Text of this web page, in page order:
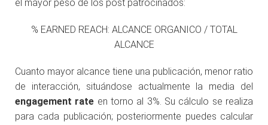
el mayor peso de los post patrocinados:
% EARNED REACH: ALCANCE ORGANICO / TOTAL
ALCANCE
Cuanto mayor alcance tiene una publicación, menor ratio
de interacción, situándose actualmente la media del
engagement rate en torno al 3%. Su cálculo se realiza
para cada publicación; posteriormente puedes calcular